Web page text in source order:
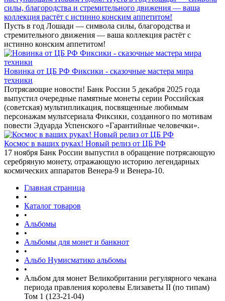
силы, благородства и стремительного движения — ваша
коллекция растёт с истинно конским аппетитом!
Пусть в год Лошади — символа силы, благородства и
стремительного движения — ваша коллекция растёт с
истинно конским аппетитом!
Новинка от ЦБ РФ Фиксики - сказочные мастера мира
техники
Потрясающие новости! Банк России 5 декабря 2025 года
выпустил очередные памятные монеты серии Российская
(советская) мультипликация, посвященные любимым
персонажам мультсериала Фиксики, созданного по мотивам
повести Эдуарда Успенского «Гарантийные человечки».
Космос в ваших руках! Новый релиз от ЦБ РФ
17 ноября Банк России выпустил в обращение потрясающую
серебряную монету, отражающую историю легендарных
космических аппаратов Венера-9 и Венера-10.
Главная страница
•
Каталог товаров
•
Альбомы
•
Альбомы для монет и банкнот
•
Альбо Нумисматико альбомы
•
Альбом для монет Великобритании регулярного чекана
периода правления королевы Елизаветы II (по типам)
Том 1 (123-21-04)